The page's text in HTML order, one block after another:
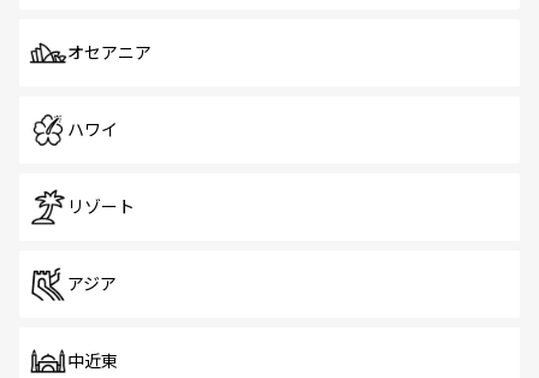
オセアニア
ハワイ
リゾート
アジア
中近東